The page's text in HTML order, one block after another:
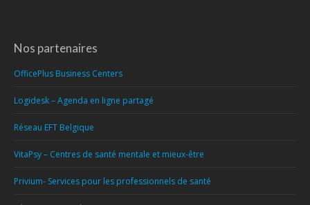
Nos partenaires
OfficePlus Business Centers
Logidesk – Agenda en ligne partagé
Réseau EFT Belgique
VitaPsy – Centres de santé mentale et mieux-être
Privium- Services pour les professionnels de santé